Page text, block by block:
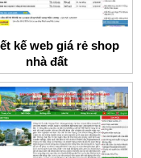
kế web giá rẻ shop
nhà đất